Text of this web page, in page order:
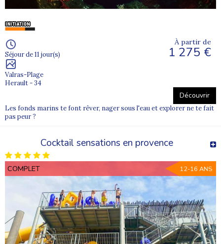
Séjour de 11 jour(s)
Valras-Plage
Herault - 34
À partir de
1 275 €
Découvrir
Les fonds marins te font rêver, nager sous l'eau et explorer ne te fait
pas peur ?
Cocktail sensations en provence
COMPLET 12-16 ANS